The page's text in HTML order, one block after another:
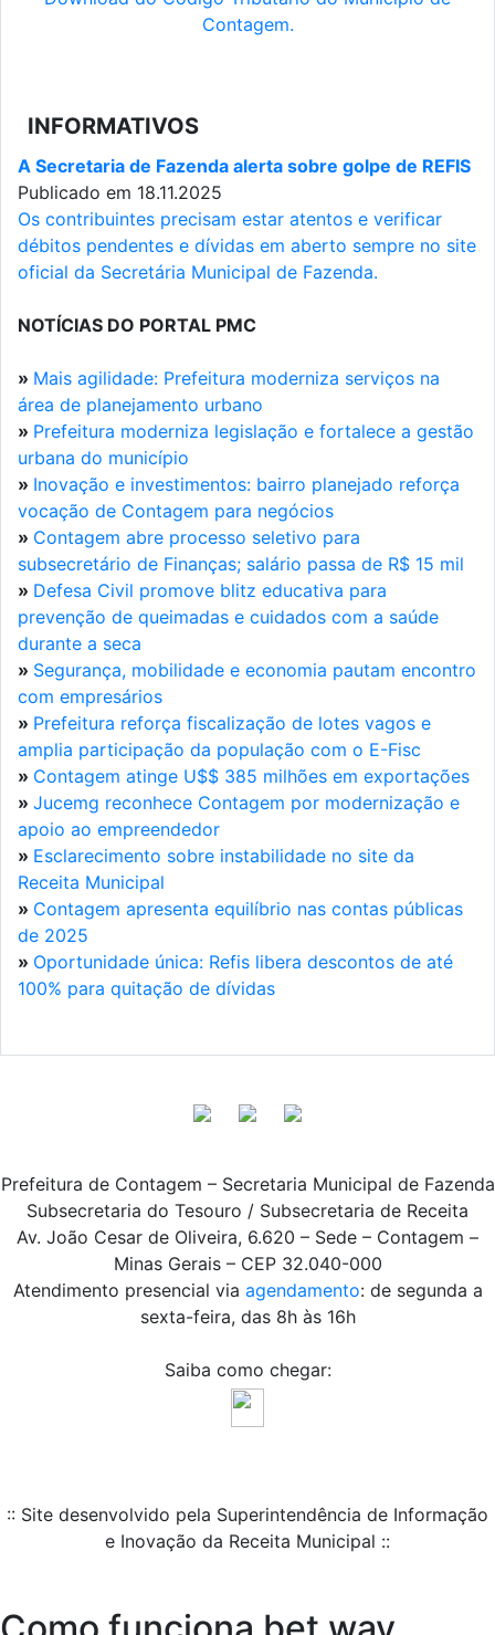
Contagem.
INFORMATIVOS
A Secretaria de Fazenda alerta sobre golpe de REFIS
Publicado em 18.11.2025
Os contribuintes precisam estar atentos e verificar
débitos pendentes e dívidas em aberto sempre no site
oficial da Secretária Municipal de Fazenda.
NOTÍCIAS DO PORTAL PMC
» Mais agilidade: Prefeitura moderniza serviços na
área de planejamento urbano
» Prefeitura moderniza legislação e fortalece a gestão
urbana do município
» Inovação e investimentos: bairro planejado reforça
vocação de Contagem para negócios
» Contagem abre processo seletivo para
subsecretário de Finanças; salário passa de R$ 15 mil
» Defesa Civil promove blitz educativa para
prevenção de queimadas e cuidados com a saúde
durante a seca
» Segurança, mobilidade e economia pautam encontro
com empresários
» Prefeitura reforça fiscalização de lotes vagos e
amplia participação da população com o E-Fisc
» Contagem atinge U$$ 385 milhões em exportações
» Jucemg reconhece Contagem por modernização e
apoio ao empreendedor
» Esclarecimento sobre instabilidade no site da
Receita Municipal
» Contagem apresenta equilíbrio nas contas públicas
de 2025
» Oportunidade única: Refis libera descontos de até
100% para quitação de dívidas
Prefeitura de Contagem – Secretaria Municipal de Fazenda
Subsecretaria do Tesouro / Subsecretaria de Receita
Av. João Cesar de Oliveira, 6.620 – Sede – Contagem –
Minas Gerais – CEP 32.040-000
Atendimento presencial via agendamento: de segunda a
sexta-feira, das 8h às 16h
Saiba como chegar:
:: Site desenvolvido pela Superintendência de Informação
e Inovação da Receita Municipal ::